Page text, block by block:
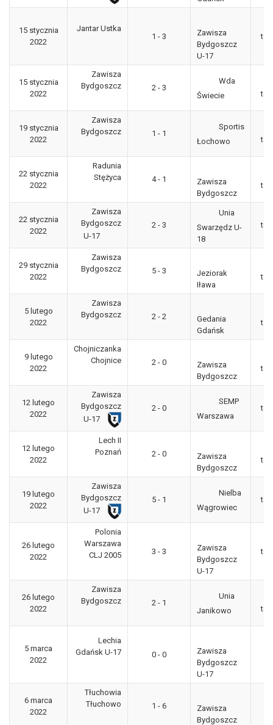
15 stycznia
2022
Jantar Ustka
1 - 3
Zawisza
Bydgoszcz
U-17
15 stycznia
2022
Zawisza
Bydgoszcz
2 - 3
Wda
Świecie
19 stycznia
2022
Zawisza
Bydgoszcz
1 - 1
Sportis
Łochowo
22 stycznia
2022
Radunia
Stężyca
4 - 1
Zawisza
Bydgoszcz
22 stycznia
2022
Zawisza
Bydgoszcz
U-17
2 - 3
Unia
Swarzędz U-
18
29 stycznia
2022
Zawisza
Bydgoszcz
5 - 3
Jeziorak
Iława
5 lutego
2022
Zawisza
Bydgoszcz
2 - 2
Gedania
Gdańsk
9 lutego
2022
Chojniczanka
Chojnice
2 - 0
Zawisza
Bydgoszcz
12 lutego
2022
Zawisza
Bydgoszcz
U-17
2 - 0
SEMP
Warszawa
12 lutego
2022
Lech II
Poznań
2 - 0
Zawisza
Bydgoszcz
19 lutego
2022
Zawisza
Bydgoszcz
U-17
5 - 1
Nielba
Wągrowiec
26 lutego
2022
Polonia
Warszawa
CLJ 2005
3 - 3
Zawisza
Bydgoszcz
U-17
26 lutego
2022
Zawisza
Bydgoszcz
2 - 1
Unia
Janikowo
5 marca
2022
Lechia
Gdańsk U-17
0 - 0
Zawisza
Bydgoszcz
U-17
6 marca
2022
Tłuchowia
Tłuchowo
1 - 6
Zawisza
Bydgoszcz